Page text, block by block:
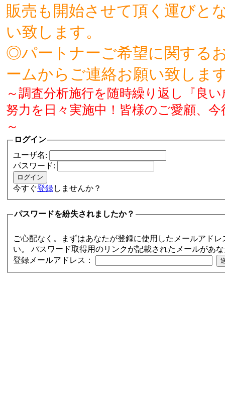
販売も開始させて頂く運びと
い致します。
◎パートナーご希望に関する
ームからご連絡お願い致しま
～調査分析施行を随時繰り返し『良
努力を日々実施中！皆様のご愛顧、
～
ログイン
ユーザ名:
パスワード:
今すぐ登録しませんか？
パスワードを紛失されましたか？
ご心配なく。まずはあなたが登録に使用したメールアド
い。 パスワード取得用のリンクが記載されたメールがあ
登録メールアドレス：